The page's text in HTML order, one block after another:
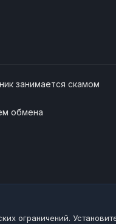
занимается скамом
обмена
ограничений.